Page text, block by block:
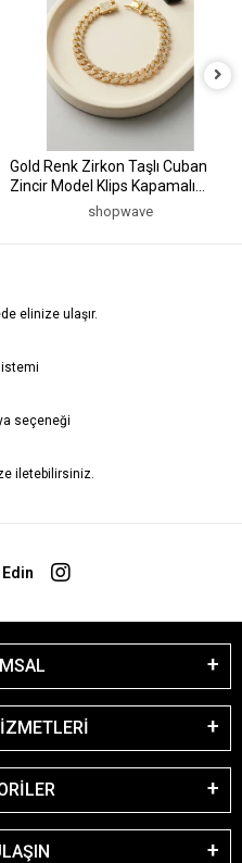
Gold Renk Zirkon Taşlı Cuban
Zincir Model Klips Kapamalı
Erkek Bileklikshopwave
elinize ulaşır.
seçeneği
iletebilirsiniz.